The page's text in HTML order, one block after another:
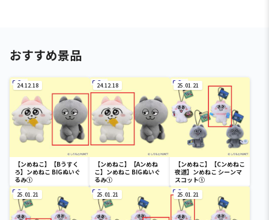
おすすめ景品
24.12.18
【ンめねこ】【Bうすく
ろ】ンめねこ BIGぬいぐ
るみ①
24.12.18
【ンめねこ】【Aンめね
こ】ンめねこ BIGぬいぐ
るみ①
25.01.21
【ンめねこ】【Cンめねこ
夜道】ンめねこ シーンマ
スコット①
25.01.21 25.01.21 25.01.21